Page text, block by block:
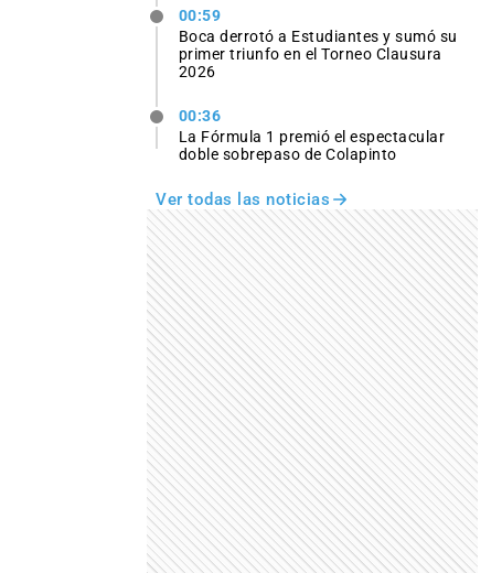
00:59
Boca derrotó a Estudiantes y sumó su
primer triunfo en el Torneo Clausura
2026
00:36
La Fórmula 1 premió el espectacular
doble sobrepaso de Colapinto
Ver todas las noticias